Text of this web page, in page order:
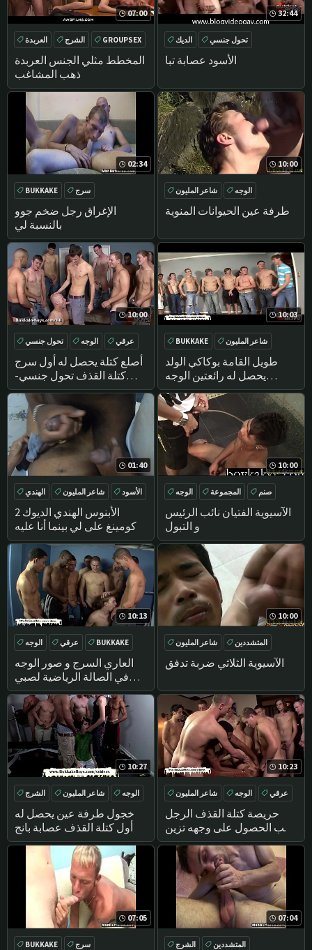
07:00
المخطط مثلي الجنس العربدة
ذهب المشاغب
العربدة الشرج
GROUPSEX
BUKKAKE
32:44
الأسود عصابة تبا
الديك
تحول جنسي
BUKKAKE
02:34
الإغراق رجل ضخم جوو
بالنسبة لي
BUKKAKE سرج
10:00
طرفة عين الحيوانات المنوية
شاعر المليون
الوجه
المتشددين
في الهواء الطلق
10:00
أصلع كتلة يحصل له أول سرج
كتلة القذف تحول جنسي-
بوكاكي الأولاد
تحول جنسي الوجه
عرقي
BUKKAKE
10:03
طويل القامة بوكاكي الولد
يحصل له رائعتين الوجه
مدهون
BUKKAKE
شاعر المليون
الوجه
اللسان
01:40
2 الأبنوس الهندي الديوك
كومينغ على لي بينما أنا عليه
الهندي شاعر المليون
الأسود
BUKKAKE
10:00
الآسيوية الفتيان نائب الرئيس
و التبول
الوجه المجموعة
صنم
التبول
10:13
العاري السرج و صور الوجه
في الصالة الرياضية لصبي
بوكاكي
الوجه عرقي
BUKKAKE
سرج
10:00
الآسيوية الثلاثي ضربة تدفق
شاعر المليون
المتشددين
نحيل
BUKKAKE
10:27
خجول طرفة عين يحصل له
أول كتلة القذف عصابة بانج
الشرج شاعر المليون
الوجه
اللسان
10:23
حريصة كتلة القذف الرجل
يحب الحصول على وجهه تزين
مع نائب الرئيس
شاعر المليون الوجه
عرقي
اللسان
07:05
BUKKAKE سرج
07:04
الشرج
المتشددين